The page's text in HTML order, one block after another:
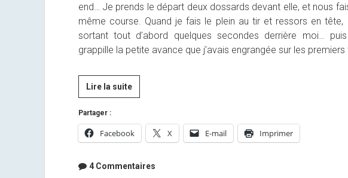
end… Je prends le départ deux dossards devant elle, et nous
même course. Quand je fais le plein au tir et ressors en
sortant tout d’abord quelques secondes derrière moi…
grappille la petite avance que j’avais engrangée sur les premiers
Lire la suite[By
Anaïs]
Championnats
du
à
Partager :
Facebook X E-mail Imprimer
4 Commentaires